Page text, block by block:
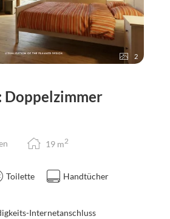
2
Doppelzimmer
19 m2
Toilette
Handtücher
Internetanschluss